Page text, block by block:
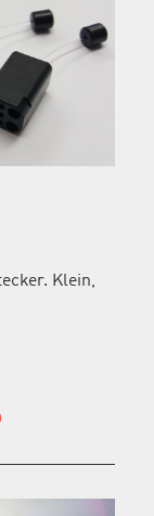
Klein,